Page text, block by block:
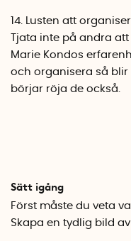
14. Lusten att
Tjata inte på andra
Marie Kondos
och organisera så
börjar röja de också.
Sätt igång
Först måste du veta
Skapa en tydlig bild